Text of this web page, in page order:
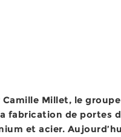
Camille Millet, le
fabrication de portes
et acier.